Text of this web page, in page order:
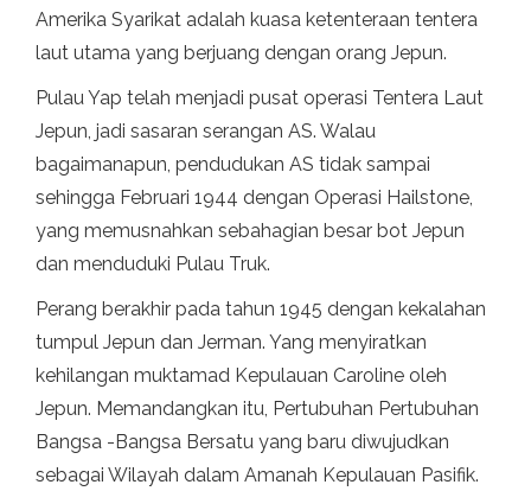
Amerika Syarikat adalah kuasa ketenteraan tentera
laut utama yang berjuang dengan orang Jepun.
Pulau Yap telah menjadi pusat operasi Tentera Laut
Jepun, jadi sasaran serangan AS. Walau
bagaimanapun, pendudukan AS tidak sampai
sehingga Februari 1944 dengan Operasi Hailstone,
yang memusnahkan sebahagian besar bot Jepun
dan menduduki Pulau Truk.
Perang berakhir pada tahun 1945 dengan kekalahan
tumpul Jepun dan Jerman. Yang menyiratkan
kehilangan muktamad Kepulauan Caroline oleh
Jepun. Memandangkan itu, Pertubuhan Pertubuhan
Bangsa -Bangsa Bersatu yang baru diwujudkan
sebagai Wilayah dalam Amanah Kepulauan Pasifik.